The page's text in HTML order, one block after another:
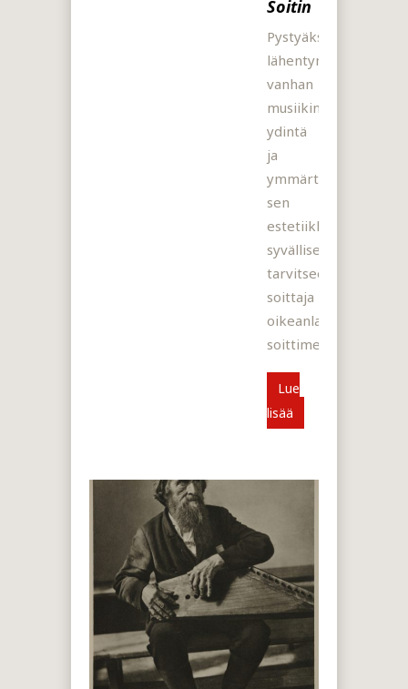
Soitin
Pystyäkseen
lähentymään
vanhan
musiikin
ydintä
ja
ymmärtääkseen
sen
estetiikkaa
syvällisemmin,
tarvitsee
soittaja
oikeanlaisen
soittimen.
Lue
lisää